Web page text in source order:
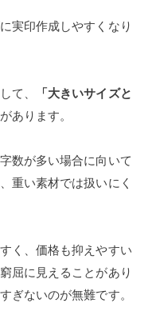
実印作成しやすくなり
て、
「大きいサイズと
があります。
数が多い場合に向いて
重い素材では扱いにく
く、価格も抑えやすい
屈に見えることがあり
ぎないのが無難です。